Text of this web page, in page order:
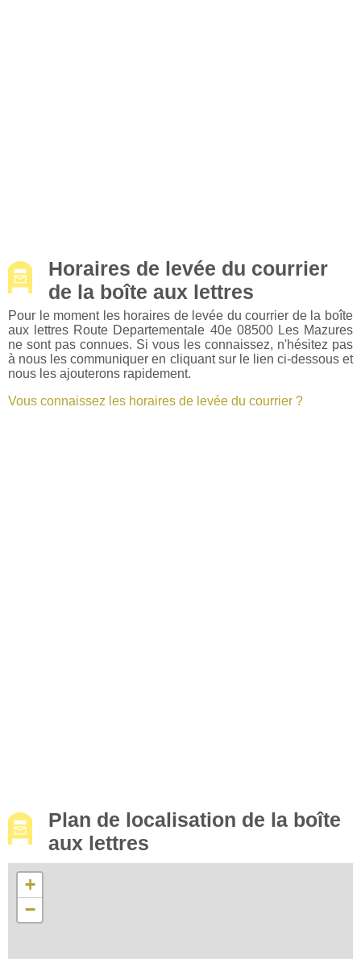
Horaires de levée du courrier
de la boîte aux lettres
Pour le moment les horaires de levée du courrier de la boîte
aux lettres Route Departementale 40e 08500 Les Mazures
ne sont pas connues. Si vous les connaissez, n'hésitez pas
à nous les communiquer en cliquant sur le lien ci-dessous et
nous les ajouterons rapidement.
Vous connaissez les horaires de levée du courrier ?
Plan de localisation de la boîte
aux lettres
+
−